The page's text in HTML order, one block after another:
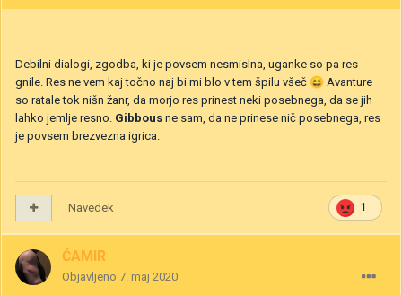
Debilni dialogi, zgodba, ki je povsem nesmislna, uganke so pa res
gnile. Res ne vem kaj točno naj bi mi blo v tem špilu všeč 😄 Avanture
so ratale tok nišn žanr, da morjo res prinest neki posebnega, da se jih
lahko jemlje resno. Gibbous ne sam, da ne prinese nič posebnega, res
je povsem brezvezna igrica.
1
Navedek
ĆAMIR
Objavljeno 7. maj 2020